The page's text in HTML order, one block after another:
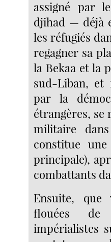
assigné par
djihad — déjà
les réfugiés
regagner sa
la Bekaa et la
sud-Liban, et
par la
étrangères,
militaire
constitue
principale),
combattants
Ensuite, que
flouées de
impérialistes